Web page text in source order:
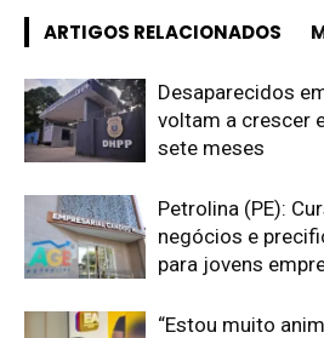
ARTIGOS RELACIONADOS
Desaparecidos
voltam a crescer
sete meses
Petrolina (PE):
negócios e
para jovens
“Estou muito